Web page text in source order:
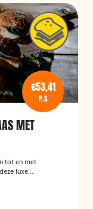
€53,41
P.S
MET
tot en met
luxe